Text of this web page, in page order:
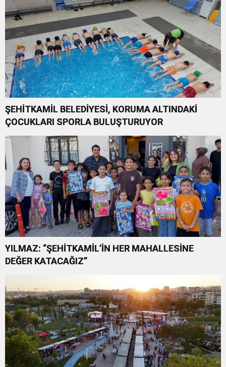
ŞEHİTKAMİL BELEDİYESİ, KORUMA ALTINDAKİ
ÇOCUKLARI SPORLA BULUŞTURUYOR
YILMAZ: “ŞEHİTKAMİL’İN HER MAHALLESİNE
DEĞER KATACAĞIZ”